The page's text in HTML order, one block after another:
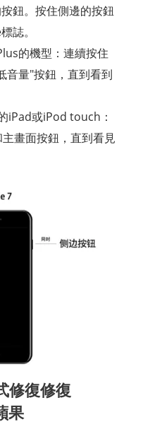
鈕。按住側邊的按鈕
誌。
的機型：連續按住
音量"按鈕，直到看到
iPad或iPod touch：
畫面按鈕，直到看見
修復修復
果